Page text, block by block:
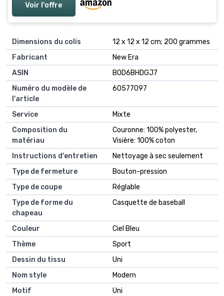
Voir l'offre
Dimensions du colis
12 x 12 x 12 cm; 200 grammes
Fabricant
New Era
ASIN
B0D6BHDGJ7
Numéro du modèle de
l'article
60577097
Service
Mixte
Composition du
matériau
Couronne: 100% polyester,
Visière: 100% coton
Instructions d'entretien
Nettoyage à sec seulement
Type de fermeture
Bouton-pression
Type de coupe
Réglable
Type de forme du
chapeau
Casquette de baseball
Couleur
Ciel Bleu
Thème
Sport
Dessin du tissu
Uni
Nom style
Modern
Motif
Uni